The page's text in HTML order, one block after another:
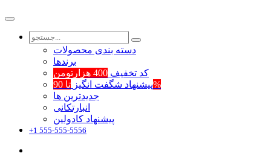
دسته بندی محصولات
برند‌ها
کد تخفیف 400 هزارتومن
پیشنهاد شگفت انگیزتا 90%
جدیدترین ها
انبارتکانی
پیشنهاد کادولین
+1 555-555-5556